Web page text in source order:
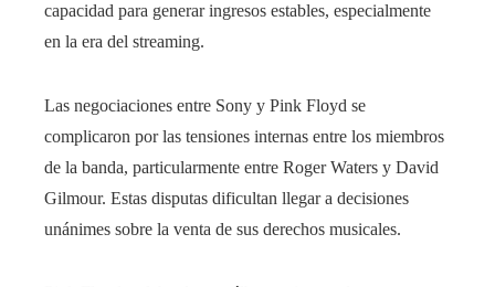
capacidad para generar ingresos estables, especialmente
en la era del streaming.
Las negociaciones entre Sony y Pink Floyd se
complicaron por las tensiones internas entre los miembros
de la banda, particularmente entre Roger Waters y David
Gilmour. Estas disputas dificultan llegar a decisiones
unánimes sobre la venta de sus derechos musicales.